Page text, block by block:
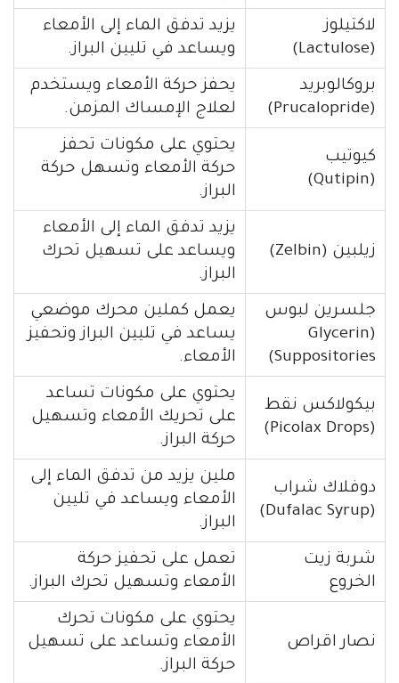
لاكتيلوز
(Lactulose)
يزيد تدفق الماء إلى الأمعاء
ويساعد في تليين البراز.
بروكالوبريد
(Prucalopride)
يحفز حركة الأمعاء ويستخدم
لعلاج الإمساك المزمن.
كيوتيب
(Qutipin)
يحتوي على مكونات تحفز
حركة الأمعاء وتسهل حركة
البراز.
زيلبين (Zelbin)
يزيد تدفق الماء إلى الأمعاء
ويساعد على تسهيل تحرك
البراز.
جلسرين لبوس
(Glycerin
Suppositories)
يعمل كملين محرك موضعي
يساعد في تليين البراز وتحفيز
الأمعاء.
بيكولاكس نقط
(Picolax Drops)
يحتوي على مكونات تساعد
على تحريك الأمعاء وتسهيل
حركة البراز.
دوفلاك شراب
(Dufalac Syrup)
ملين يزيد من تدفق الماء إلى
الأمعاء ويساعد في تليين
البراز.
شربة زيت
الخروع
تعمل على تحفيز حركة
الأمعاء وتسهيل تحرك البراز.
نصار اقراص
يحتوي على مكونات تحرك
الأمعاء وتساعد على تسهيل
حركة البراز.